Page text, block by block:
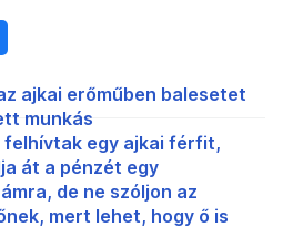
ajkai erőműben balesetet
munkás
felhívtak egy ajkai férfit,
át a pénzét egy
de ne szóljon az
mert lehet, hogy ő is